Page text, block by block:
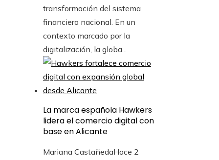
transformación del sistema
financiero nacional. En un
contexto marcado por la
digitalización, la globa...
La marca española Hawkers
lidera el comercio digital con
base en Alicante
Mariana CastañedaHace 2